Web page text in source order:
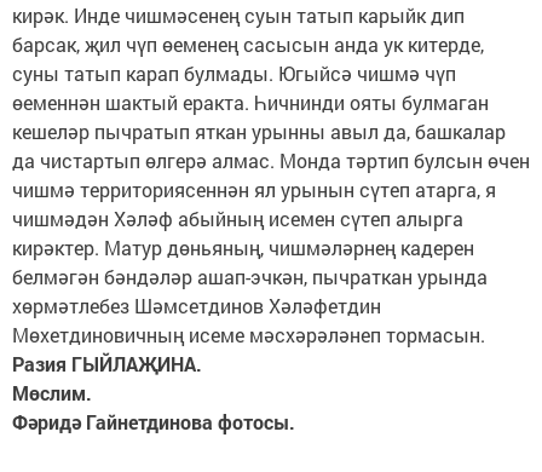
кирәк. Инде чишмәсенең суын татып карыйк дип
барсак, җил чүп өеменең сасысын анда ук китерде,
суны татып карап булмады. Югыйсә чишмә чүп
өеменнән шактый еракта. Һичнинди ояты булмаган
кешеләр пычратып яткан урынны авыл да, башкалар
да чистартып өлгерә алмас. Монда тәртип булсын өчен
чишмә территориясеннән ял урынын сүтеп атарга, я
чишмәдән Хәләф абыйның исемен сүтеп алырга
кирәктер. Матур дөньяның, чишмәләрнең кадерен
белмәгән бәндәләр ашап-эчкән, пычраткан урында
хөрмәтлебез Шәмсетдинов Хәләфетдин
Мөхетдиновичның исеме мәсхәрәләнеп тормасын.
Разия ГЫЙЛАҖИНА.
Мөслим.
Фәридә Гайнетдинова фотосы.